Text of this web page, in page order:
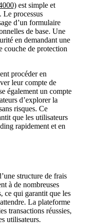
est simple et
Le processus
d’un formulaire
de base. Une
en demandant une
couche de protection
procéder en
leur compte de
également un compte
d’explorer la
risques. Ce
que les utilisateurs
rapidement et en
structure de frais
à de nombreuses
ce qui garantit que les
La plateforme
transactions réussies,
utilisateurs.